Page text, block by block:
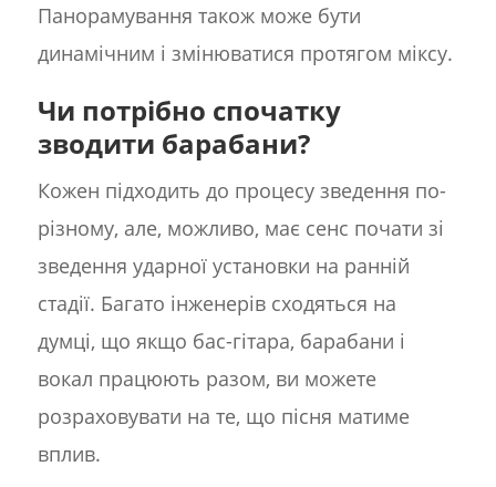
Панорамування також може бути
динамічним і змінюватися протягом міксу.
Чи потрібно спочатку
зводити барабани?
Кожен підходить до процесу зведення по-
різному, але, можливо, має сенс почати зі
зведення ударної установки на ранній
стадії. Багато інженерів сходяться на
думці, що якщо бас-гітара, барабани і
вокал працюють разом, ви можете
розраховувати на те, що пісня матиме
вплив.